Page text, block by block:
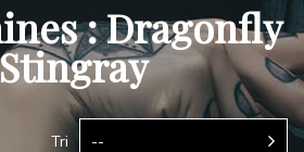
: Dragonfly
Tri --